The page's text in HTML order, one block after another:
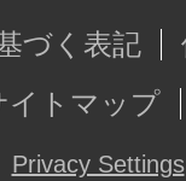
づく表記
イトマップ
Privacy Settings